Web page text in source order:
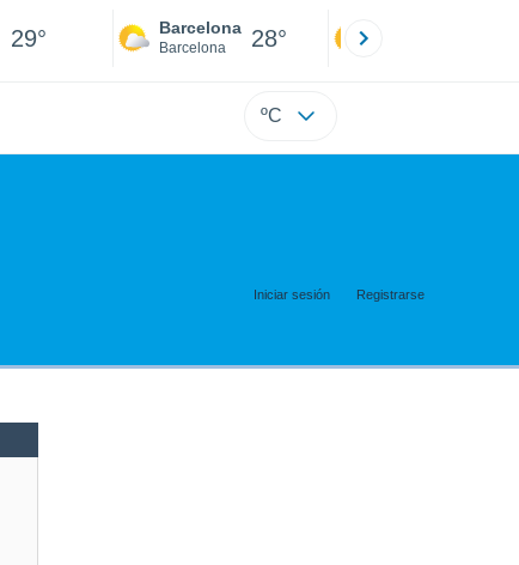
29° Barcelona
Barcelona 28°
ºC
Iniciar sesión Registrarse